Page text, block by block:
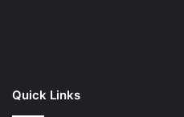
Quick Links